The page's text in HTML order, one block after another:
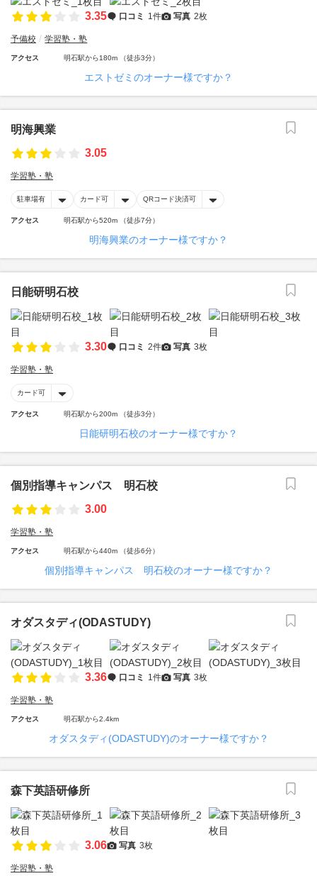
3.35 口コミ 1件 写真 2枚
予備校 学習塾・塾
アクセス 明石駅から180m （徒歩3分）
エストゼミのオーナー様ですか？
明海興業
3.05
学習塾・塾
駐車場有 カード可 QRコード決済可
アクセス 明石駅から520m （徒歩7分）
明海興業のオーナー様ですか？
日能研明石校
3.30 口コミ 2件 写真 3枚
学習塾・塾
カード可
アクセス 明石駅から200m （徒歩3分）
日能研明石校のオーナー様ですか？
個別指導キャンパス 明石校
3.00
学習塾・塾
アクセス 明石駅から440m （徒歩6分）
個別指導キャンパス 明石校のオーナー様ですか？
オダスタディ(ODASTUDY)
3.36 口コミ 1件 写真 3枚
学習塾・塾
アクセス 明石駅から2.4km
オダスタディ(ODASTUDY)のオーナー様ですか？
森下英語研修所
3.06 写真 3枚
学習塾・塾